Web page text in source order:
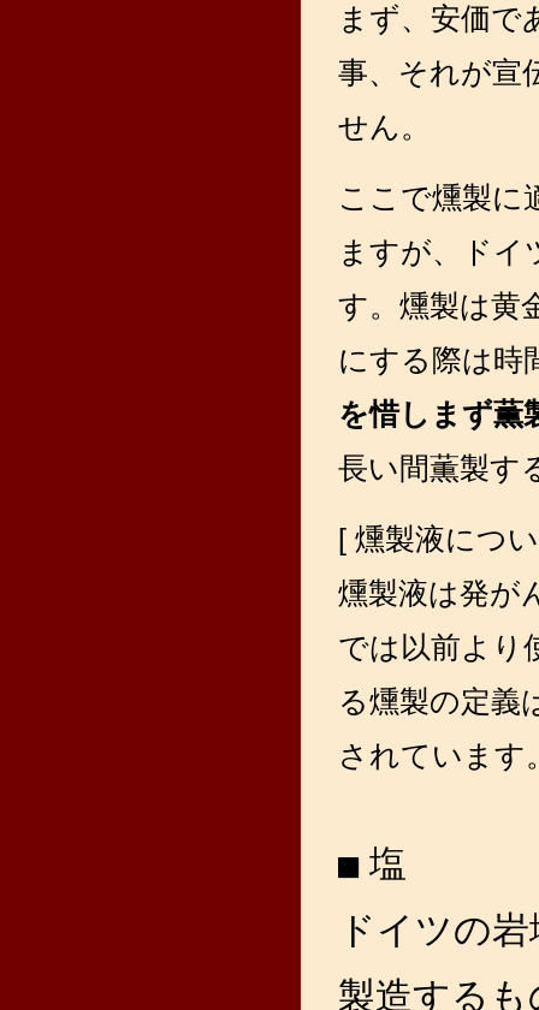
まず、安価で
事、それが宣
せん。
ここで燻製に
ますが、ドイ
す。燻製は黄
にする際は時
を惜しまず薫
長い間薫製す
[ 燻製液につ
燻製液は発が
では以前より
る燻製の定義
されています
塩
ドイツの
製造する